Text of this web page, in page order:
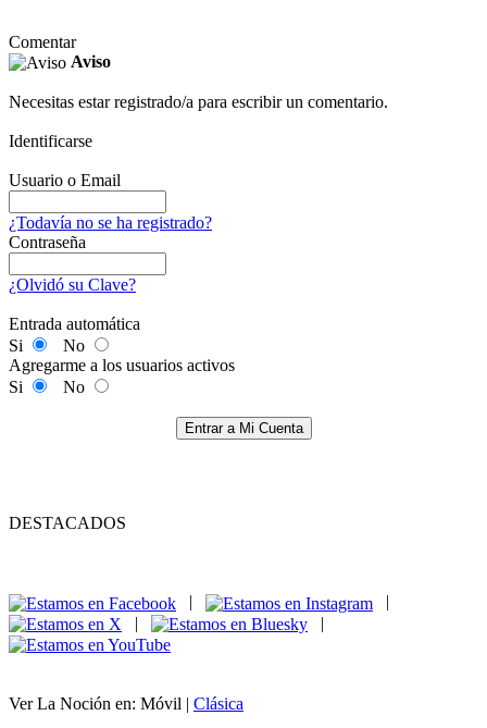
Comentar
Aviso
Necesitas estar registrado/a para escribir un comentario.
Identificarse
Usuario o Email
¿Todavía no se ha registrado?
Contraseña
¿Olvidó su Clave?
Entrada automática
Si
No
Agregarme a los usuarios activos
Si
No
Entrar a Mi Cuenta
DESTACADOS
|
|
|
|
Ver La Noción en: Móvil | Clásica